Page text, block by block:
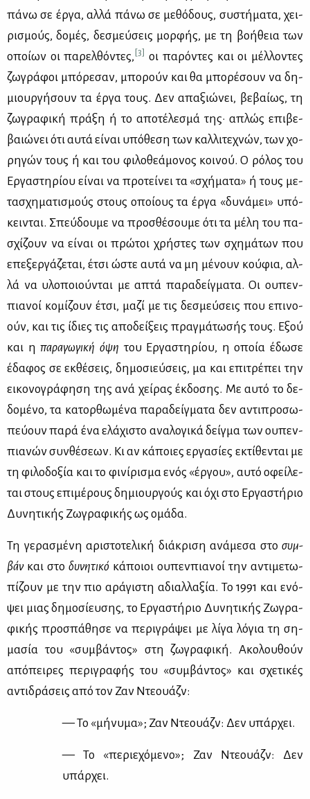
πά­νω σε έρ­γα, αλ­λά πά­νω σε με­θό­δους, συ­στή­μα­τα, χει­
ρι­σμούς, δο­μές, δε­σμεύ­σεις μορ­φής, με τη βο­ή­θεια των
οποί­ων οι πα­ρελ­θό­ντες, [3] οι πα­ρό­ντες και οι μέλ­λο­ντες
ζω­γρά­φοι μπό­ρε­σαν, μπο­ρούν και θα μπο­ρέ­σουν να δη­
μιουρ­γή­σουν τα έρ­γα τους. Δεν απα­ξιώ­νει, βε­βαί­ως, τη
ζω­γρα­φι­κή πρά­ξη ή το απο­τέ­λε­σμά της· απλώς επι­βε­
βαιώ­νει ότι αυ­τά εί­ναι υπό­θε­ση των καλ­λι­τε­χνών, των χο­
ρη­γών τους ή και του φι­λο­θε­ά­μο­νος κοι­νού. Ο ρό­λος του
Ερ­γα­στη­ρί­ου εί­ναι να προ­τεί­νει τα «σχή­μα­τα» ή τους με­
τα­σχη­μα­τι­σμούς στους οποί­ους τα έρ­γα «δυ­νά­μει» υπό­
κει­νται. Σπεύ­δου­με να προ­σθέ­σου­με ότι τα μέ­λη του πα­
σχί­ζουν να εί­ναι οι πρώ­τοι χρή­στες των σχη­μά­των που
επε­ξερ­γά­ζε­ται, έτσι ώστε αυ­τά να μη μέ­νουν κού­φια, αλ­
λά να υλο­ποιού­νται με απτά πα­ρα­δείγ­μα­τα. Οι ου­πεν­
πια­νοί κο­μί­ζουν έτσι, μα­ζί με τις δε­σμεύ­σεις που επι­νο­
ούν, και τις ίδιες τις απο­δεί­ξεις πραγ­μά­τω­σής τους. Εξού
και ηπα­ρα­γω­γι­κή όψη του Ερ­γα­στη­ρί­ου, η οποία έδω­σε
έδα­φος σε εκ­θέ­σεις, δη­μο­σιεύ­σεις, μα και επι­τρέ­πει την
ει­κο­νο­γρά­φη­ση της ανά χεί­ρας έκ­δο­σης. Με αυ­τό το δε­
δο­μέ­νο, τα κα­τορ­θω­μέ­να πα­ρα­δείγ­μα­τα δεν αντι­προ­σω­
πεύ­ουν πα­ρά ένα ελά­χι­στο ανα­λο­γι­κά δείγ­μα των ου­πεν­
πια­νών συν­θέ­σε­ων. Κι αν κά­ποιες ερ­γα­σί­ες εκτί­θε­νται με
τη φι­λο­δο­ξία και το φι­νί­ρι­σμα ενός «έρ­γου», αυ­τό οφεί­λε­
ται στους επι­μέ­ρους δη­μιουρ­γούς και όχι στο Ερ­γα­στή­ριο
Δυ­νη­τι­κής Ζω­γρα­φι­κής ως ομά­δα.
Τη γε­ρα­σμέ­νη αρι­στο­τε­λι­κή διά­κρι­ση ανά­με­σα στο συμ­
βάνκαι στο δυ­νη­τι­κό κά­ποιοι ου­πεν­πια­νοί την αντι­με­τω­
πί­ζουν με την πιο αρά­γι­στη αδιαλ­λα­ξία. Το 1991 και ενό­
ψει μιας δη­μο­σί­ευ­σης, το Ερ­γα­στή­ριο Δυ­νη­τι­κής Ζω­γρα­
φι­κής προ­σπά­θη­σε να πε­ρι­γρά­ψει με λί­γα λό­για τη ση­
μα­σία του «συμ­βά­ντος» στη ζω­γρα­φι­κή. Ακο­λου­θούν
από­πει­ρες πε­ρι­γρα­φής του «συμ­βά­ντος» και σχε­τι­κές
αντι­δρά­σεις από τον Ζαν Ντε­ουάζν:
— Το «μή­νυ­μα»; Ζαν Ντε­ουάζν: Δεν υπάρ­χει.
— Το «πε­ριε­χό­με­νο»; Ζαν Ντε­ουάζν: Δεν
υπάρ­χει.